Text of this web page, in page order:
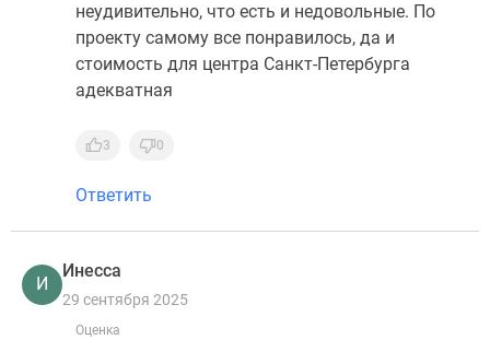
неудивительно, что есть и недовольные. По
проекту самому все понравилось, да и
стоимость для центра Санкт-Петербурга
адекватная
3 0
Ответить
И
Инесса
29 сентября 2025
Оценка